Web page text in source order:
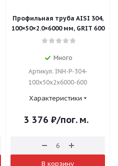
Профильная труба AISI 304,
100×50×2.0×6000 мм, GRIT 600
Много
Артикул: INH-P-304-
100x50x2x6000-600
Характеристики
3 376 ₽/пог. м.
В корзину